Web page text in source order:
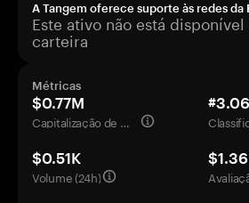
A Tangem oferece suporte às redes da
Este ativo não está disponível
carteira
Métricas
$0.77M
Capitalização de mercado
$0.51K
Volume (24h)